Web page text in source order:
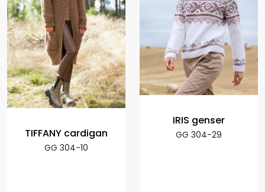
TIFFANY cardigan
GG 304-10
IRIS genser
GG 304-29